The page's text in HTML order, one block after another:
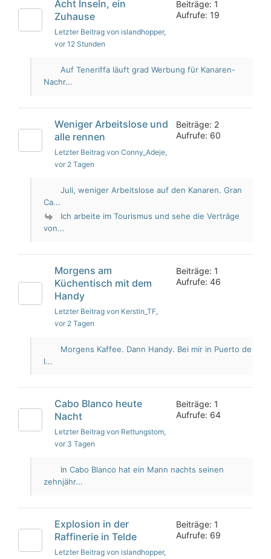
Acht Inseln, ein
Zuhause
Letzter Beitrag von islandhopper,
vor 12 Stunden
Beiträge: 1
Aufrufe: 19
Auf Teneriffa läuft grad Werbung für Kanaren-
Nachr...
Weniger Arbeitslose und
alle rennen
Letzter Beitrag von Conny_Adeje,
vor 2 Tagen
Beiträge: 2
Aufrufe: 60
Juli, weniger Arbeitslose auf den Kanaren. Gran
Ca...
Ich arbeite im Tourismus und sehe die Verträge
von...
Morgens am
Küchentisch mit dem
Handy
Letzter Beitrag von Kerstin_TF,
vor 2 Tagen
Beiträge: 1
Aufrufe: 46
Morgens Kaffee. Dann Handy. Bei mir in Puerto de
l...
Cabo Blanco heute
Nacht
Letzter Beitrag von Rettungstom,
vor 3 Tagen
Beiträge: 1
Aufrufe: 64
In Cabo Blanco hat ein Mann nachts seinen
zehnjähr...
Explosion in der
Raffinerie in Telde
Letzter Beitrag von islandhopper,
Beiträge: 1
Aufrufe: 69